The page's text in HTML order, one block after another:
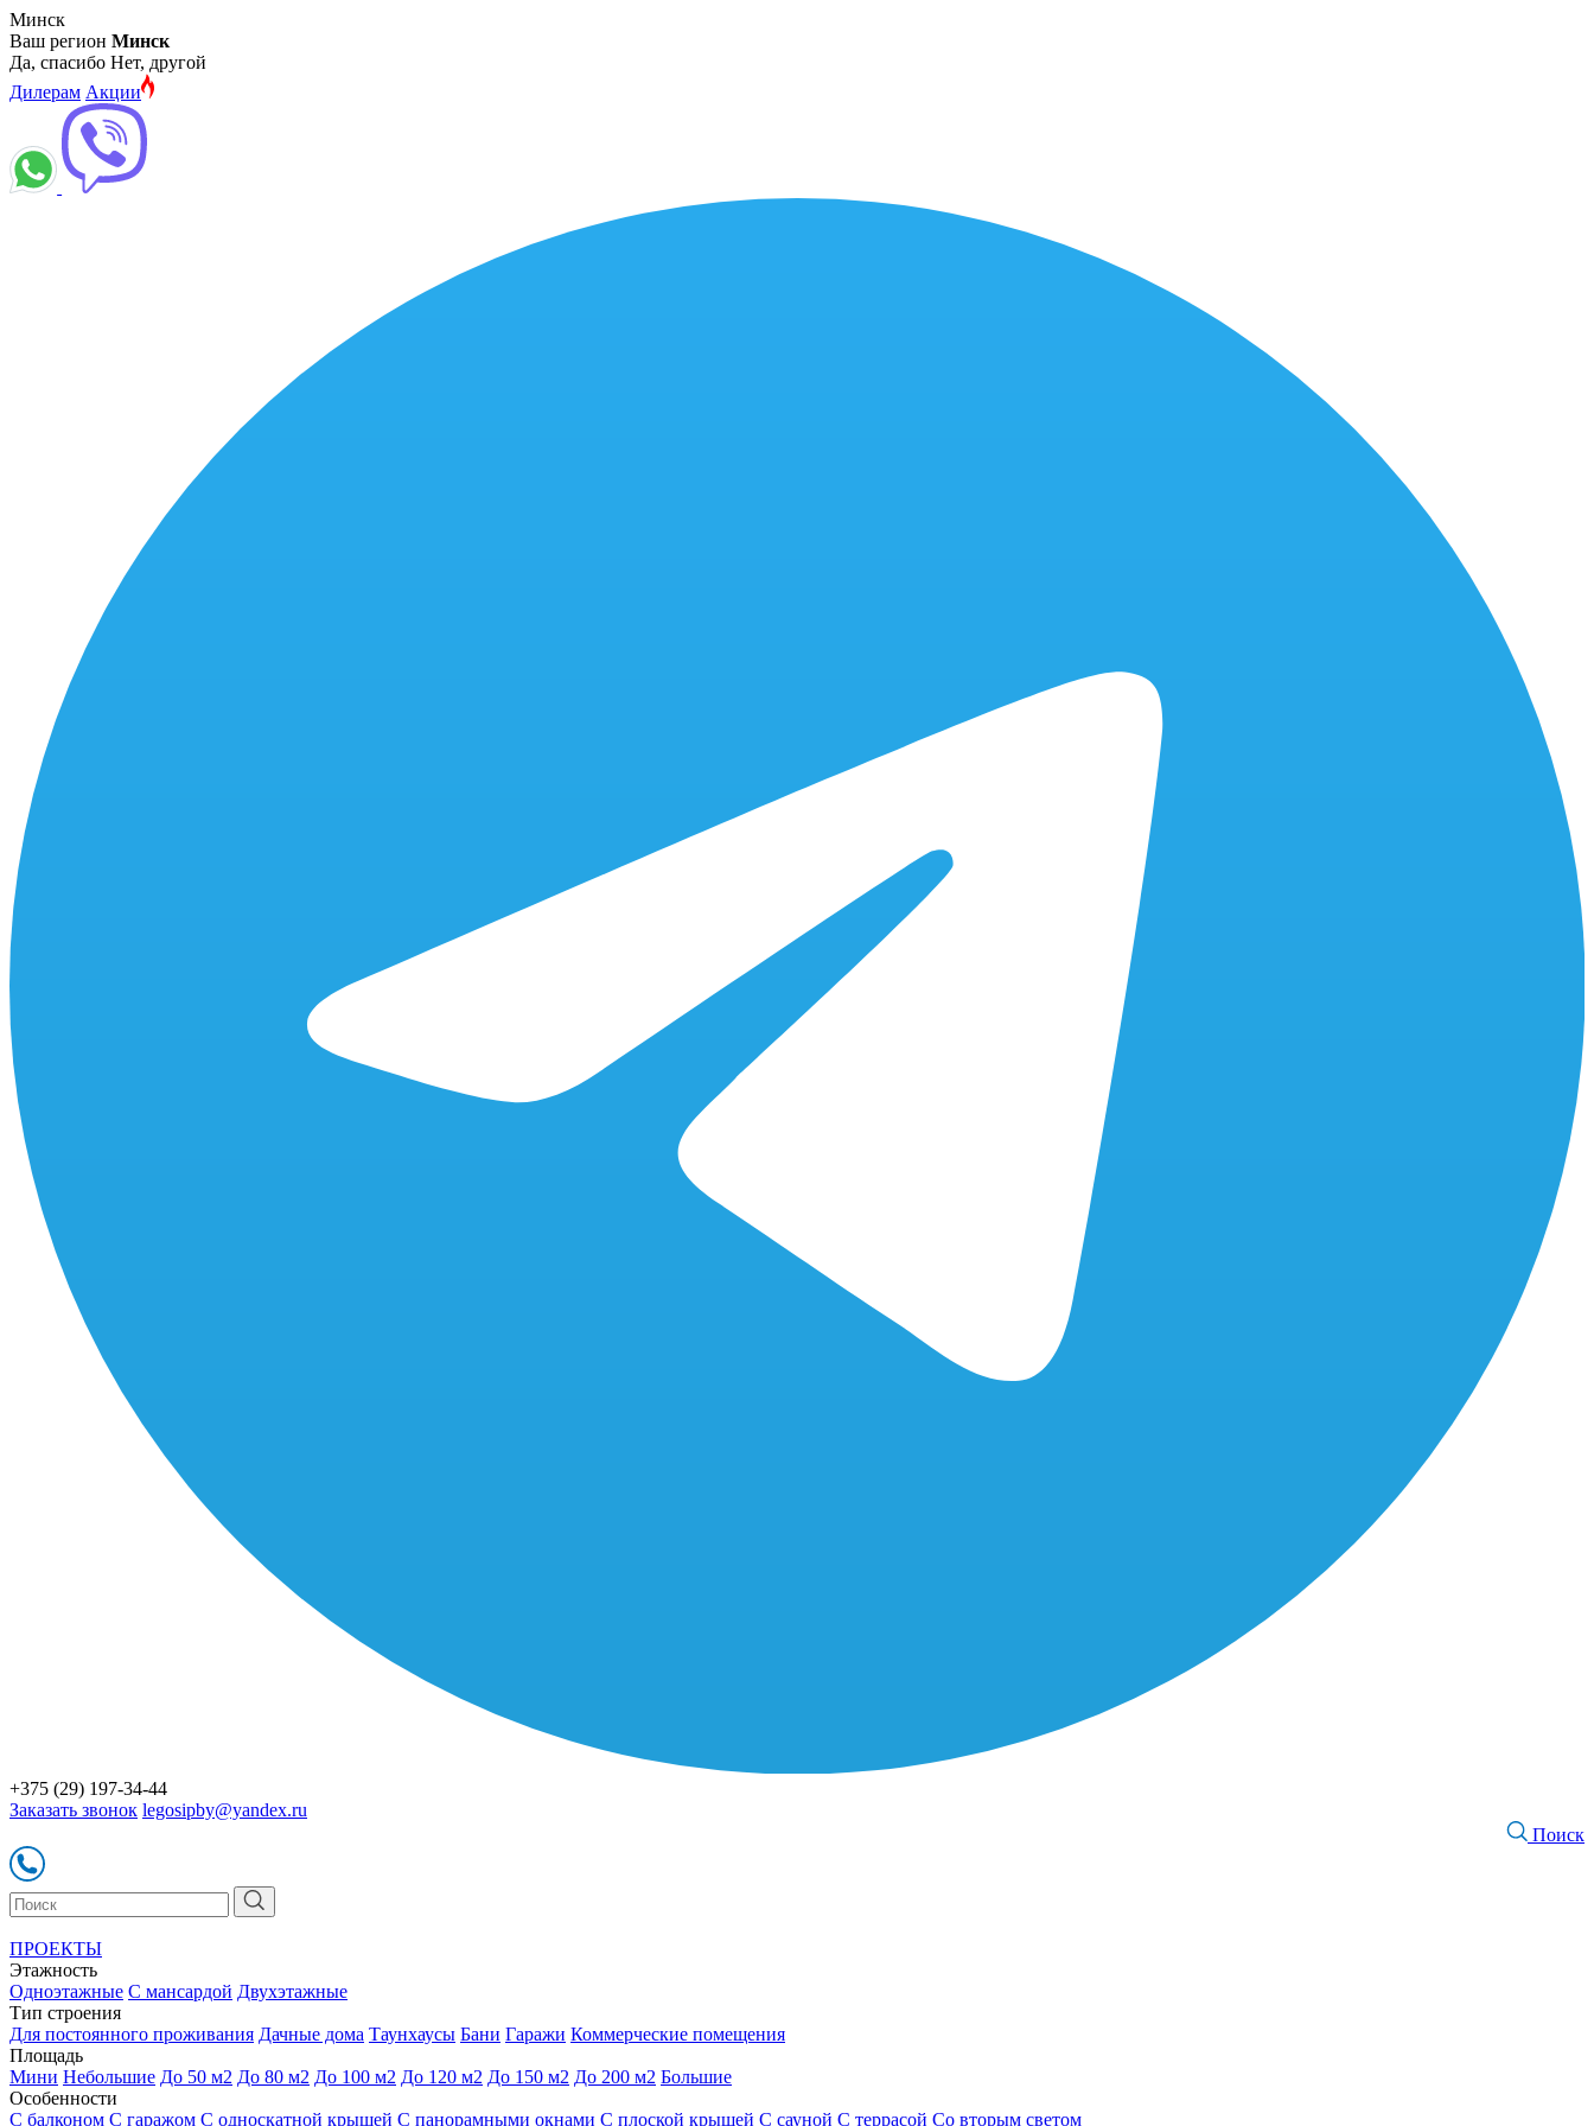
Минск
Ваш регион Минск
Да, спасибо Нет, другой
Дилерам Акции
+375 (29) 197-34-44
Заказать звонок legosipby@yandex.ru
Поиск
ПРОЕКТЫ
Этажность
Одноэтажные С мансардой Двухэтажные
Тип строения
Для постоянного проживания Дачные дома Таунхаусы Бани Гаражи Коммерческие помещения
Площадь
Мини Небольшие До 50 м2 До 80 м2 До 100 м2 До 120 м2 До 150 м2 До 200 м2 Большие
Особенности
С балконом С гаражом С односкатной крышей С панорамными окнами С плоской крышей С сауной С террасой Со вторым светом